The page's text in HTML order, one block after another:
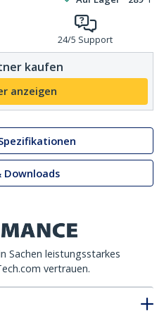
24/5 Support
kaufen
anzeigen
Downloads
Sachen leistungsstarkes
vertrauen.